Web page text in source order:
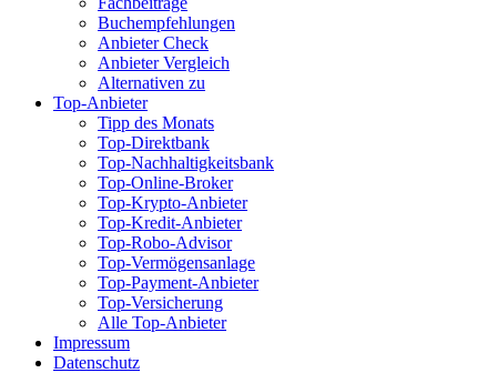
Buchempfehlungen
Anbieter Check
Anbieter Vergleich
Alternativen zu
Top-Anbieter
Tipp des Monats
Top-Direktbank
Top-Nachhaltigkeitsbank
Top-Online-Broker
Top-Krypto-Anbieter
Top-Kredit-Anbieter
Top-Robo-Advisor
Top-Vermögensanlage
Top-Payment-Anbieter
Top-Versicherung
Alle Top-Anbieter
Impressum
Datenschutz